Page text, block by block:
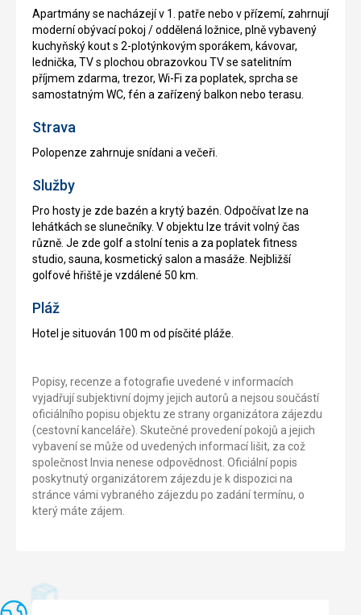
Apartmány se nacházejí v 1. patře nebo v přízemí, zahrnují
moderní obývací pokoj / oddělená ložnice, plně vybavený
kuchyňský kout s 2-plotýnkovým sporákem, kávovar,
lednička, TV s plochou obrazovkou TV se satelitním
příjmem zdarma, trezor, Wi-Fi za poplatek, sprcha se
samostatným WC, fén a zařízený balkon nebo terasu.
Strava
Polopenze zahrnuje snídani a večeři.
Služby
Pro hosty je zde bazén a krytý bazén. Odpočívat lze na
lehátkách se slunečníky. V objektu lze trávit volný čas
různě. Je zde golf a stolní tenis a za poplatek fitness
studio, sauna, kosmetický salon a masáže. Nejbližší
golfové hřiště je vzdálené 50 km.
Pláž
Hotel je situován 100 m od písčité pláže.
Popisy, recenze a fotografie uvedené v informacích
vyjadřují subjektivní dojmy jejich autorů a nejsou součástí
oficiálního popisu objektu ze strany organizátora zájezdu
(cestovní kanceláře). Skutečné provedení pokojů a jejich
vybavení se může od uvedených informací lišit, za což
společnost Invia nenese odpovědnost. Oficiální popis
poskytnutý organizátorem zájezdu je k dispozici na
stránce vámi vybraného zájezdu po zadání termínu, o
který máte zájem.